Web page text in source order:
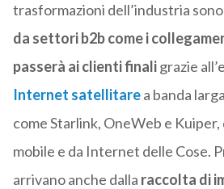
trasformazioni dell’industria
da settori b2b come i
passerà ai clienti finaligrazie
Internet satellitarea banda
come Starlink, OneWeb e
mobile e da Internet delle Cose.
arrivano anche dalla raccolta di